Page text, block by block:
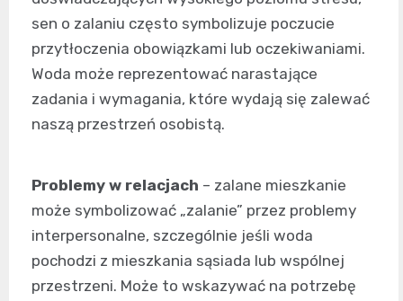
sen o zalaniu często symbolizuje poczucie
przytłoczenia obowiązkami lub oczekiwaniami.
Woda może reprezentować narastające
zadania i wymagania, które wydają się zalewać
naszą przestrzeń osobistą.
Problemy w relacjach – zalane mieszkanie
może symbolizować „zalanie” przez problemy
interpersonalne, szczególnie jeśli woda
pochodzi z mieszkania sąsiada lub wspólnej
przestrzeni. Może to wskazywać na potrzebę